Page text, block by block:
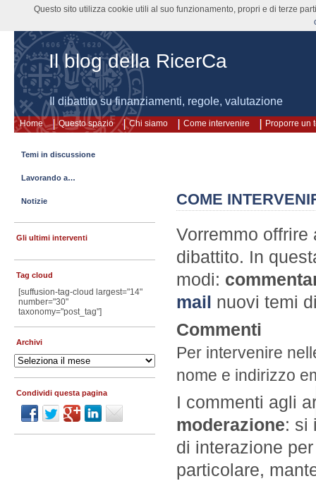
Il blog della RicerCa
Il dibattito su finanziamenti, regole, valutazione
Home Questo spazio Chi siamo Come intervenire Proporre un
COME
Vorremmo offrire
dibattito. In
modi:
mail nuovi temi
Commenti
Per intervenire
nome e indirizzo
I commenti agli
moderazione: si
di interazione
particolare,
Temi in discussione
Lavorando a…
Notizie
Gli ultimi interventi
Tag cloud
[suffusion-tag-cloud largest="14"
number="30"
taxonomy="post_tag"]
Archivi
Archivi
Condividi questa pagina
Questo sito utilizza cookie utili al suo funzionamento, propri e di terze